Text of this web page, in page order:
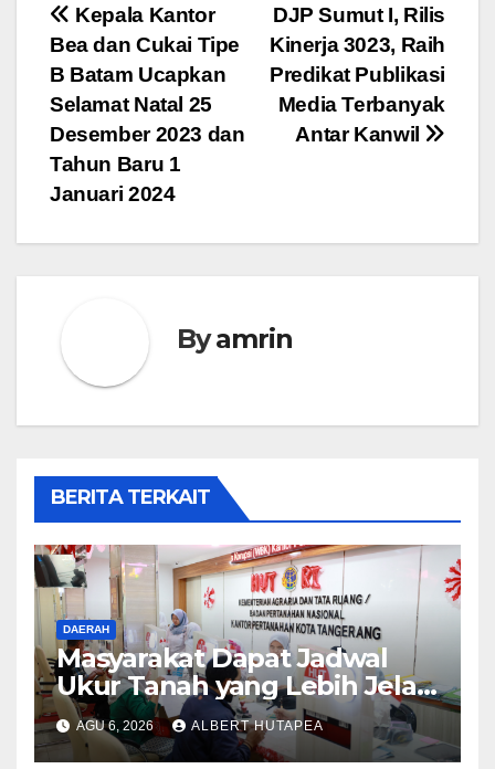
Navigasi
pos
DJP Sumut I, Rilis
Kinerja 3023, Raih
Predikat Publikasi
Media Terbanyak
Antar Kanwil
Kepala Kantor
Bea dan Cukai Tipe
B Batam Ucapkan
Selamat Natal 25
Desember 2023 dan
Tahun Baru 1
Januari 2024
Byamrin
BERITA TERKAIT
DAERAH
Masyarakat Dapat Jadwal
Ukur Tanah yang Lebih Jelas
Berkat Layanan Pengukuran
Terjadwal
AGU 6, 2026 ALBERT HUTAPEA